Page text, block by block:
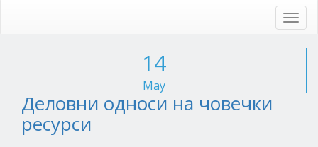
14
May
Деловни односи на човечки
ресурси